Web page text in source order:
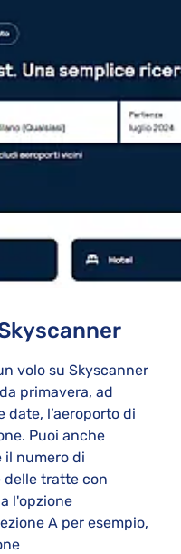
volo su Skyscanner
primavera, ad
date, l’aeroporto di
Puoi anche
il numero di
delle tratte con
l'opzione
A per esempio,